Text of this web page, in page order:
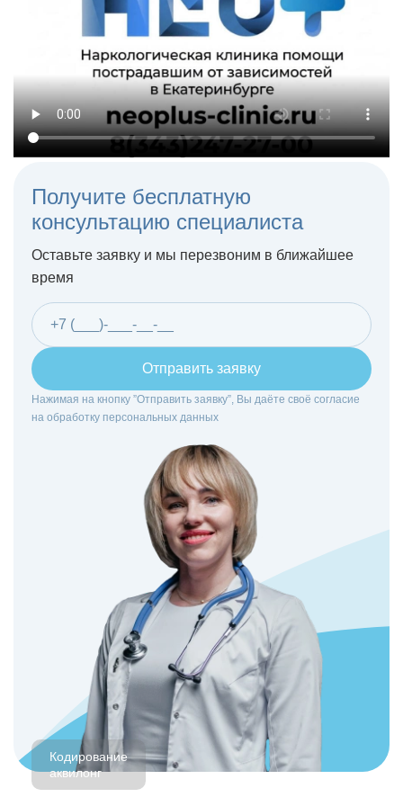
Получите бесплатную
консультацию специалиста
Оставьте заявку и мы перезвоним в ближайшее
время
Отправить заявку
Нажимая на кнопку ”Отправить заявку”, Вы даёте своё согласие
на обработку персональных данных
Кодирование
аквилонг